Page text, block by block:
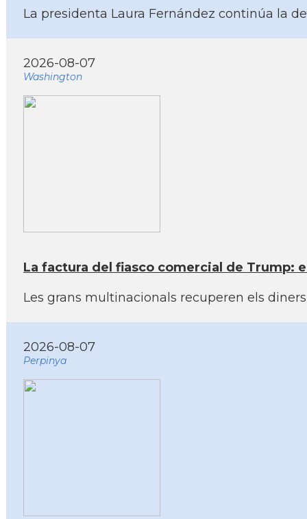
La presidenta Laura Fernández continúa la
2026-08-07
Washington
La factura del fiasco comercial de Trump:
Les grans multinacionals recuperen els
2026-08-07
Perpinya